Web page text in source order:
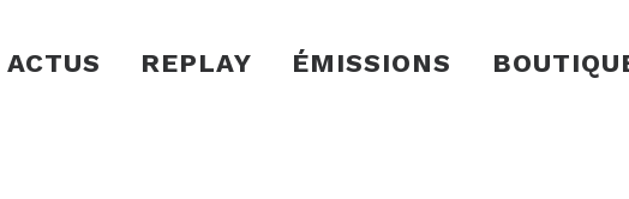
ACTUS REPLAY ÉMISSIONS